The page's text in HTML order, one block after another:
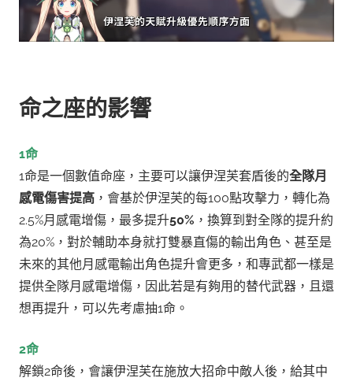
命之座的影響
1命
1命是一個數值命座，主要可以讓伊涅芙套盾後的全隊月
感電傷害提高 ，會基於伊涅芙的每100點攻擊力，轉化為
2.5%月感電增傷，最多提升50% ，換算到對全隊的提升約
為20%，對於輔助本身就打雙暴直傷的輸出角色、甚至是
未來的其他月感電輸出角色提升會更多，和專武都一樣是
提供全隊月感電增傷，因此若是有夠用的替代武器，且還
想再提升，可以先考慮抽1命。
2命
解鎖2命後，會讓伊涅芙在施放大招命中敵人後，給其中